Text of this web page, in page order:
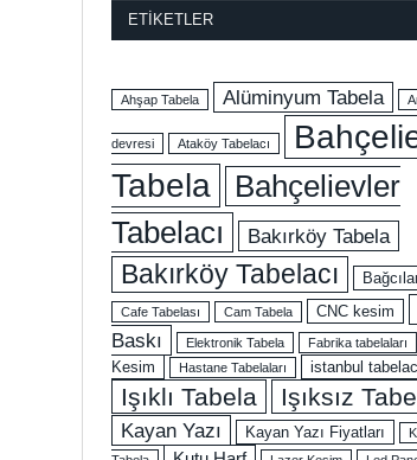
ETIKETLER
Ahşap Tabela Alüminyum Tabela
devresi Ataköy Tabelacı
Tabela
Bahçelievler
Tabelacı
Bakırköy Tabela
Bakırköy Tabelacı
Cafe Tabelası Cam Tabela CNC kesim
Baskı
Elektronik Tabela Fabrika tabelaları
Kesim
Hastane Tabelaları istanbul
Işıklı Tabela Işıksız
Kayan Yazı Kayan Yazı Fiyatları